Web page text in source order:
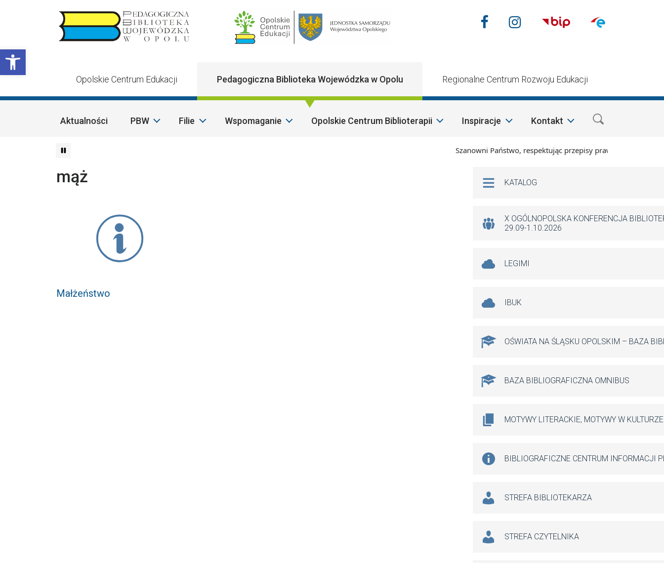
Otwórz pasek narzędzi
Main Navigation
Nasze media
FacebookInstagram
Opolskie Centrum Edukacji Pedagogiczna Biblioteka Wojewódzka w Opolu Regionalne Centrum Rozwoju Edukacji
Aktualności PBW Filie Wspomaganie Opolskie Centrum Biblioterapii Inspiracje Kontakt
Szanowni Państwo, respektując przepisy prawa i mając na
mąż
Małżeństwo
Na skróty
KATALOG
X OGÓLNOPOLSKA KONFERENCJA
29.09-1.10.2026
LEGIMI
IBUK
OŚWIATA NA ŚLĄSKU OPOLSKIM – BAZA
BAZA BIBLIOGRAFICZNA OMNIBUS
MOTYWY LITERACKIE, MOTYWY W KULTURZE
BIBLIOGRAFICZNE CENTRUM INFORMACJI
STREFA BIBLIOTEKARZA
STREFA CZYTELNIKA